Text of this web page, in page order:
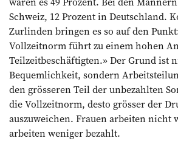
Schweiz, 12 Prozent in Deutschland.
Zurlinden bringen es so auf den
Vollzeitnorm führt zu einem hohen
Teilzeitbeschäftigten.» Der Grund ist
Bequemlichkeit, sondern
den grösseren Teil der unbezahlten
die Vollzeitnorm, desto grösser der
auszuweichen. Frauen arbeiten nicht
arbeiten weniger bezahlt.